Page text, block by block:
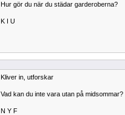
Hur gör du när du städar garderoberna?
K I U
Kliver in, utforskar
Vad kan du inte vara utan på midsommar?
N Y F